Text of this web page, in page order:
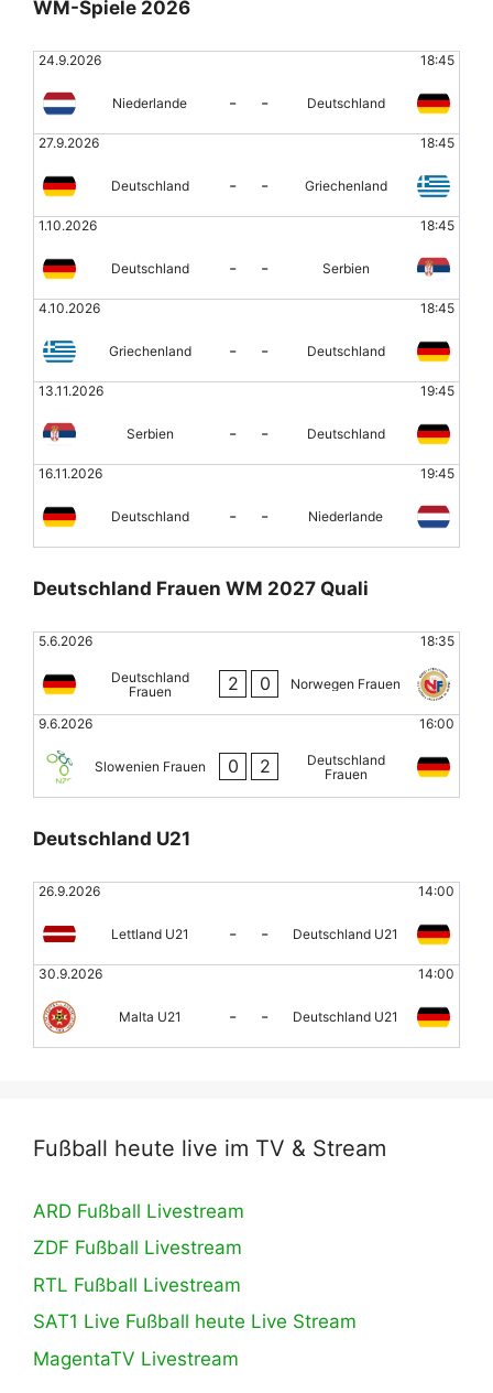
WM-Spiele 2026
24.9.2026 18:45
Niederlande - - Deutschland
27.9.2026 18:45
Deutschland - - Griechenland
1.10.2026 18:45
Deutschland - - Serbien
4.10.2026 18:45
Griechenland - - Deutschland
13.11.2026 19:45
Serbien - - Deutschland
16.11.2026 19:45
Deutschland - - Niederlande
Deutschland Frauen WM 2027 Quali
5.6.2026 18:35
Deutschland
Frauen
2 0 Norwegen Frauen
9.6.2026 16:00
Slowenien Frauen 0 2
Deutschland
Frauen
Deutschland U21
26.9.2026 14:00
Lettland U21 - - Deutschland U21
30.9.2026 14:00
Malta U21 - - Deutschland U21
Fußball heute live im TV & Stream
ARD Fußball Livestream
ZDF Fußball Livestream
RTL Fußball Livestream
SAT1 Live Fußball heute Live Stream
MagentaTV Livestream